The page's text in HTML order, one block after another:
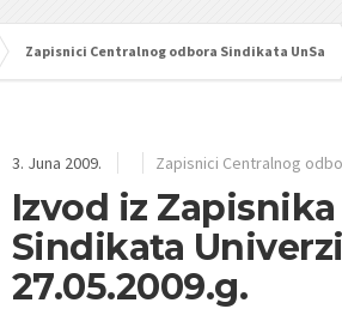
Zapisnici Centralnog odbora Sindikata UnSa
3. Juna 2009. Zapisnici Centralnog
Izvod iz
Sindikata
27.05.2009.g.